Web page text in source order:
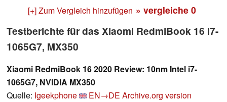
[+] Zum Vergleich hinzufügen » vergleiche 0
Testberichte für das Xiaomi RedmiBook 16 i7-
1065G7, MX350
Xiaomi RedmiBook 16 2020 Review: 10nm Intel i7-
1065G7, NVIDIA MX350
Quelle: Igeekphone EN→DE Archive.org version